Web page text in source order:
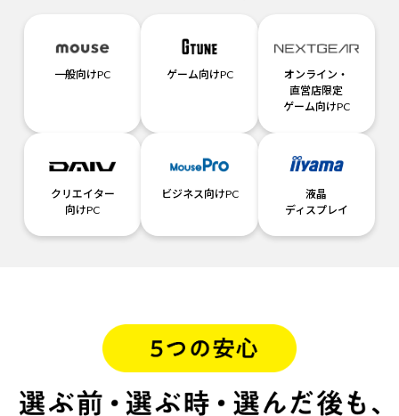
一般向けPC ゲーム向けPC
オンライン・
直営店限定
ゲーム向けPC
クリエイター
向けPC
ビジネス向けPC
液晶
ディスプレイ